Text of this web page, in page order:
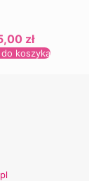
zł
koszyka